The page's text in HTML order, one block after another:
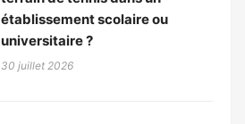
établissement scolaire ou
universitaire ?
30 juillet 2026